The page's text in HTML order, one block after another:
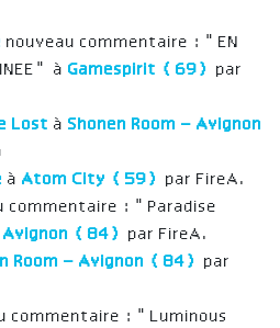
nouveau commentaire : "EN
à Gamespirit (69)
par
Lost à Shonen Room – Avignon
à Atom City (59)
par FireA.
commentaire : "Paradise
Avignon (84)
par FireA.
Room – Avignon (84)
par
commentaire : "Luminous